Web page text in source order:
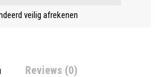
veilig afrekenen
Reviews (0)